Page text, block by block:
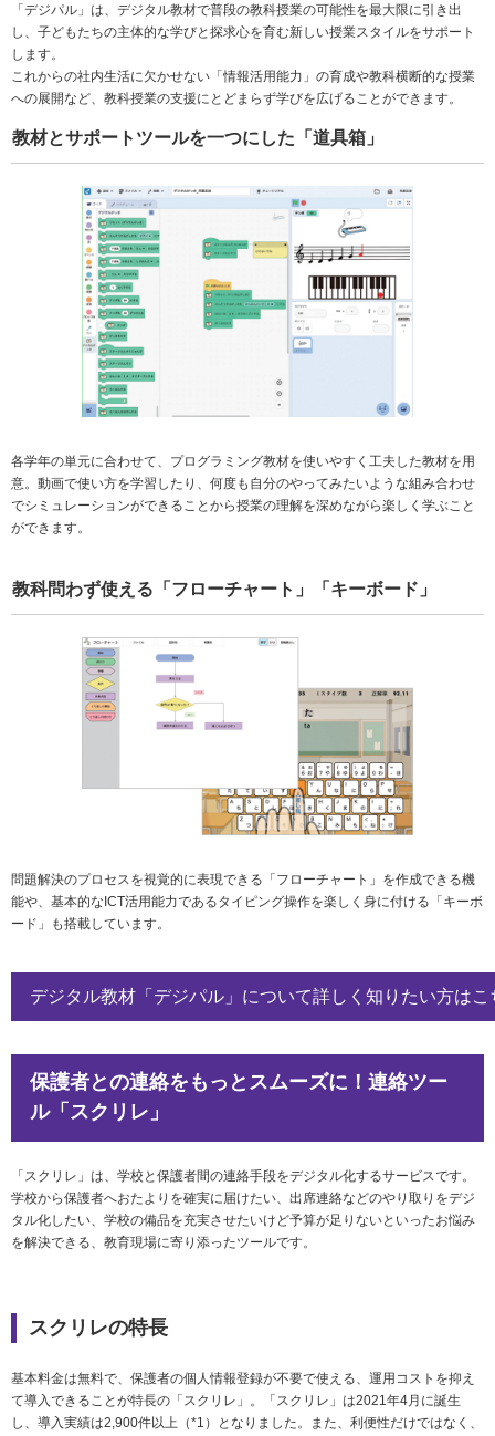
「デジパル」は、デジタル教材で普段の教科授業の可能性を最大限に引き出
し、子どもたちの主体的な学びと探求心を育む新しい授業スタイルをサポート
します。
これからの社内生活に欠かせない「情報活用能力」の育成や教科横断的な授業
への展開など、教科授業の支援にとどまらず学びを広げることができます。
教材とサポートツールを一つにした「道具箱」
各学年の単元に合わせて、プログラミング教材を使いやすく工夫した教材を用
意。動画で使い方を学習したり、何度も自分のやってみたいような組み合わせ
でシミュレーションができることから授業の理解を深めながら楽しく学ぶこと
ができます。
教科問わず使える「フローチャート」「キーボード」
問題解決のプロセスを視覚的に表現できる「フローチャート」を作成できる機
能や、基本的なICT活用能力であるタイピング操作を楽しく身に付ける「キーボ
ード」も搭載しています。
デジタル教材「デジパル」について詳しく知りたい方は
保護者との連絡をもっとスムーズに！連絡ツー
ル「スクリレ」
「スクリレ」は、学校と保護者間の連絡手段をデジタル化するサービスです。
学校から保護者へおたよりを確実に届けたい、出席連絡などのやり取りをデジ
タル化したい、学校の備品を充実させたいけど予算が足りないといったお悩み
を解決できる、教育現場に寄り添ったツールです。
スクリレの特長
基本料金は無料で、保護者の個人情報登録が不要で使える、運用コストを抑え
て導入できることが特長の「スクリレ」。「スクリレ」は2021年4月に誕生
し、導入実績は2,900件以上（*1）となりました。また、利便性だけではなく、